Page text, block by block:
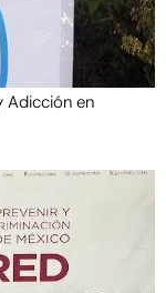
Adicción en